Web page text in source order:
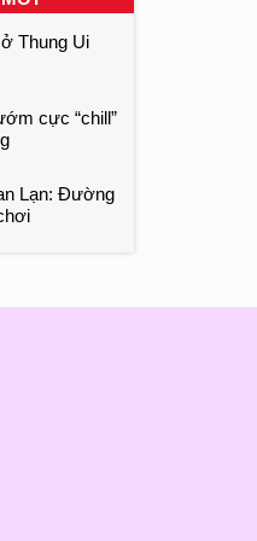
Thung Ui
cực “chill”
Lạn: Đường